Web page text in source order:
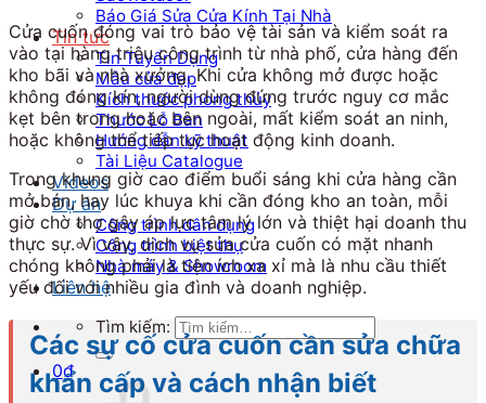
Báo Giá Sửa Cửa Kính Tại Nhà
Tin tức
Tin Tuyển Dụng
Mẫu cửa đẹp
Kích thước phong thủy
Thước Lỗ Ban
Hướng dẫn kỹ thuật
Tài Liệu Catalogue
Videos
Dự án
Công trình dân dụng
Công trình biệt thự
Nhà máy & Showroom
Liên hệ
Tìm kiếm:
0₫
Cửa cuốn đóng vai trò bảo vệ tài sản và kiểm soát ra
vào tại hàng triệu công trình từ nhà phố, cửa hàng đến
kho bãi và nhà xưởng. Khi cửa không mở được hoặc
không đóng kín, người dùng đứng trước nguy cơ mắc
kẹt bên trong hoặc bên ngoài, mất kiểm soát an ninh,
hoặc không thể tiếp tục hoạt động kinh doanh.
Trong khung giờ cao điểm buổi sáng khi cửa hàng cần
mở bán, hay lúc khuya khi cần đóng kho an toàn, mỗi
giờ chờ thợ gây áp lực tâm lý lớn và thiệt hại doanh thu
thực sự. Vì vậy, dịch vụ sửa cửa cuốn có mặt nhanh
chóng không phải là tiện ích xa xỉ mà là nhu cầu thiết
yếu đối với nhiều gia đình và doanh nghiệp.
Các sự cố cửa cuốn cần sửa chữa
khẩn cấp và cách nhận biết